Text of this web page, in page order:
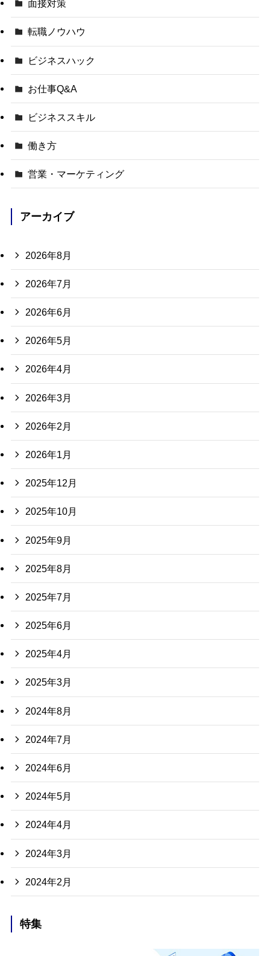
面接対策
転職ノウハウ
ビジネスハック
お仕事Q&A
ビジネススキル
働き方
営業・マーケティング
アーカイブ
2026年8月
2026年7月
2026年6月
2026年5月
2026年4月
2026年3月
2026年2月
2026年1月
2025年12月
2025年10月
2025年9月
2025年8月
2025年7月
2025年6月
2025年4月
2025年3月
2024年8月
2024年7月
2024年6月
2024年5月
2024年4月
2024年3月
2024年2月
特集